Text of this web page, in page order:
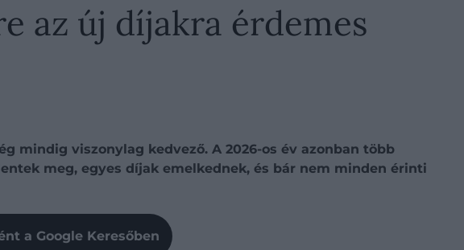
az új díjakra érdemes
mindig viszonylag kedvező. A 2026-os év azonban több
meg, egyes díjak emelkednek, és bár nem minden érinti
a Google Keresőben